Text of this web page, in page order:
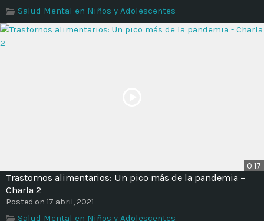
Salud Mental en Niños y Adolescentes
0:17
Trastornos alimentarios: Un pico más de la pandemia –
Charla 2
Posted on 17 abril, 2021
Salud Mental en Niños y Adolescentes